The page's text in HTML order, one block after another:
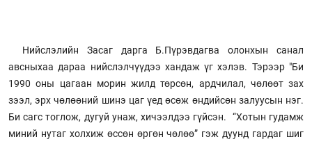
Нийслэлийн Засаг дарга Б.Пүрэвдагва олонхын санал
авсныхаа дараа нийслэлчүүдээ хандаж үг хэлэв. Тэрээр "Би
1990 оны цагаан морин жилд төрсөн, ардчилал, чөлөөт зах
зээл, эрх чөлөөний шинэ цаг үед өсөж өндийсөн залуусын нэг.
Би сагс тоглож, дугуй унаж, хичээлдээ гүйсэн. “Хотын гудамж
миний нутаг холхиж өссөн өргөн чөлөө” гэж дуунд гардаг шиг